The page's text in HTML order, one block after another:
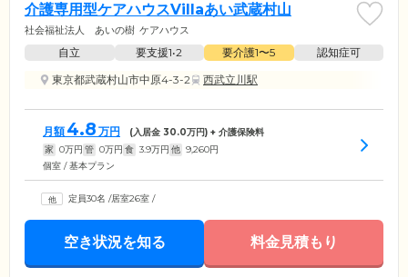
介護専用型ケアハウスVillaあい武蔵村山
社会福祉法人 あいの樹 ケアハウス
自立 要支援1•2 要介護1〜5
認知症可
東京都武蔵村山市中原4-3-2
西武立川駅
月額 4.8 万円 (入居金 30.0万円) + 介護保険料
家 0万円 管 0万円 食 3.9万円 他 9,260円
個室 / 基本プラン
定員30名 /居室26室 /
空き状況を知る 料金見積もり